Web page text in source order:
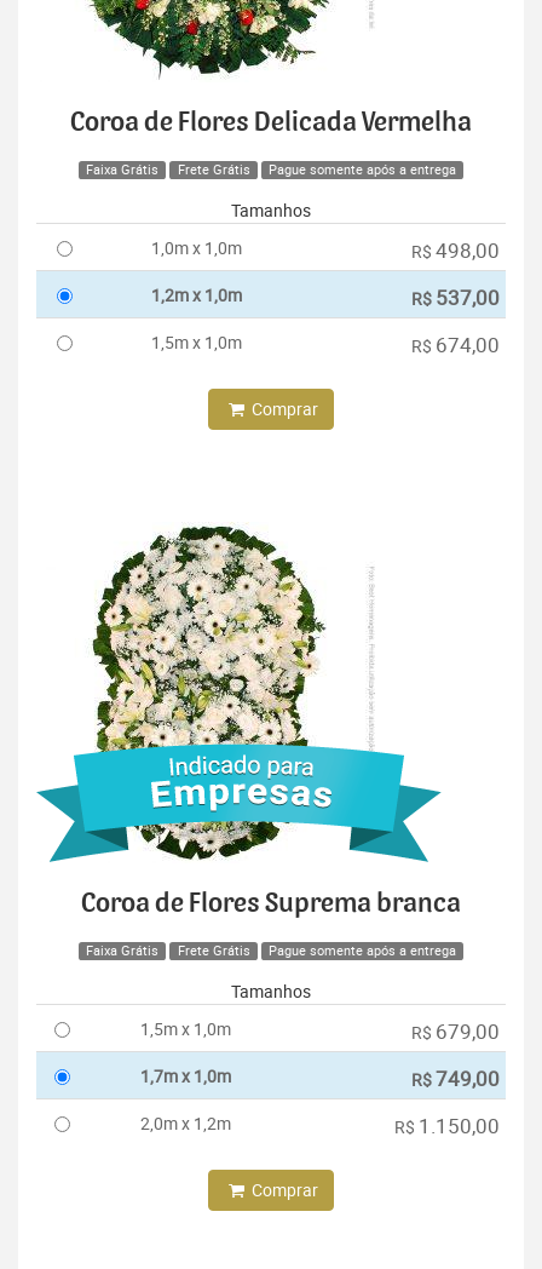
Coroa de Flores Delicada Vermelha
Faixa Grátis Frete Grátis Pague somente após a entrega
Tamanhos
1,0m x 1,0m
R$ 498,00
1,2m x 1,0m R$ 537,00
1,5m x 1,0m R$ 674,00
Comprar
Coroa de Flores Suprema branca
Faixa Grátis Frete Grátis Pague somente após a entrega
Tamanhos
1,5m x 1,0m
R$ 679,00
1,7m x 1,0m R$749,00
2,0m x 1,2m R$ 1.150,00
Comprar